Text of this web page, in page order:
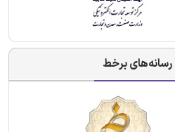
رسانه‌های برخط